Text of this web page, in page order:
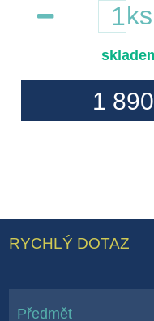
ks
1
RYCHLÝ DOTAZ